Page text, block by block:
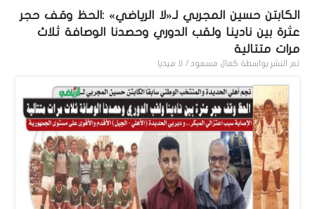
الكابتن حسين المجربي لـ«لا الرياضي» :الحظ وقف حجر
عثرة بين نادينا ولقب الدوري وحصدنا الوصافة ثلاث
مرات متتالية
تم النشر بواسطة كمال مسعود / لا ميديا